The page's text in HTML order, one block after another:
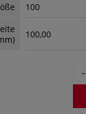
100
100,00
-